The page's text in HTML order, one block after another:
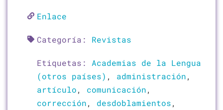
Enlace
Categoría: Revistas
Etiquetas: Academias de la Lengua
(otros países) , administración,
artículo, comunicación,
corrección, desdoblamientos,